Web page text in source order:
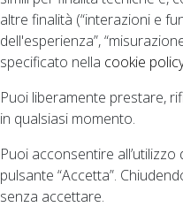
altre finalità (“interazioni e
dell'esperienza”,
specificato nella cookie
Puoi liberamente prestare,
in qualsiasi momento.
Puoi acconsentire
pulsante “Accetta”.
senza accettare.